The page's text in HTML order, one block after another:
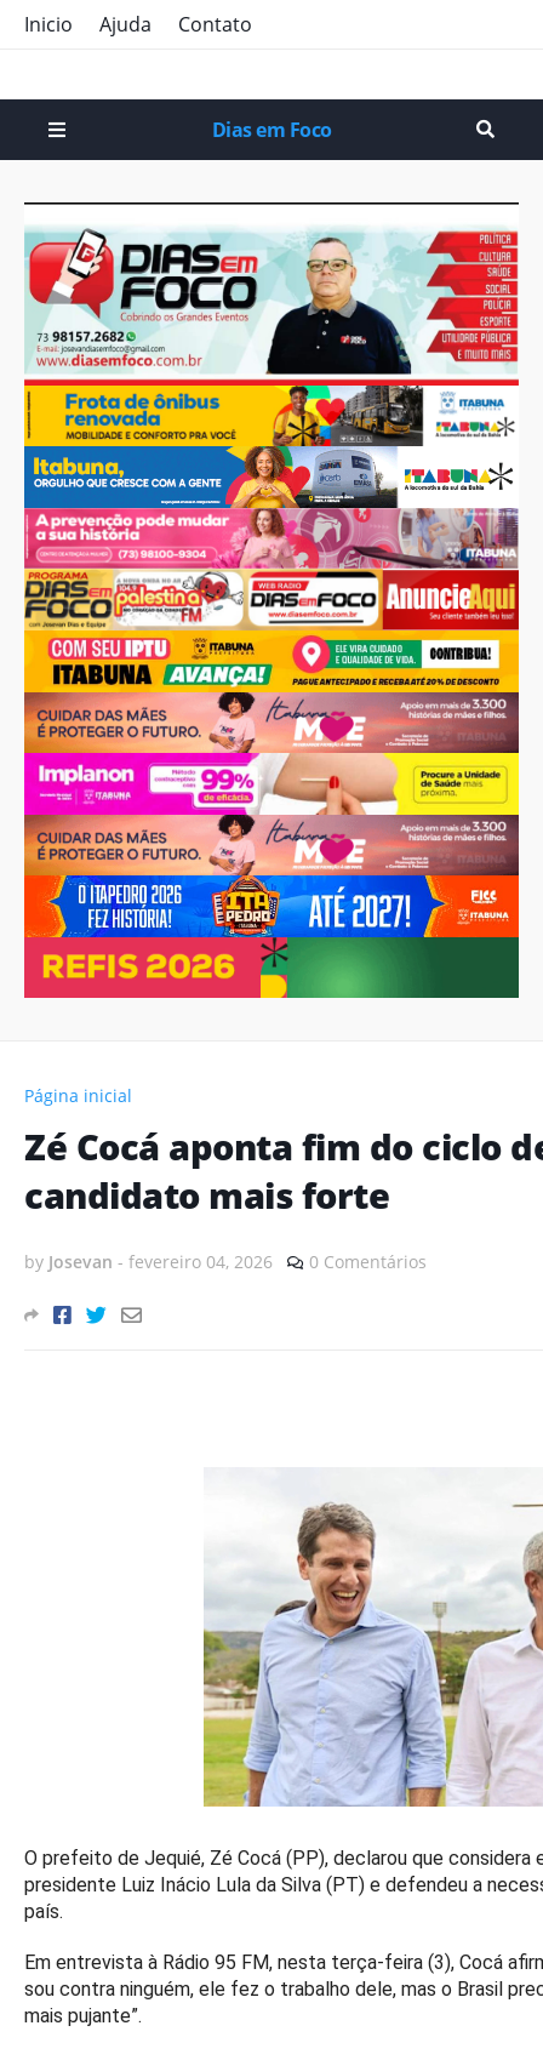
Inicio Ajuda Contato
Dias em Foco
Página inicial
Zé Cocá aponta fim do ciclo
candidato mais forte
by Josevan - fevereiro 04, 2026 0 Comentários
O prefeito de Jequié, Zé Cocá (PP), declarou que
presidente Luiz Inácio Lula da Silva (PT) e defendeu a
país.
Em entrevista à Rádio 95 FM, nesta terça-feira (3), Cocá
sou contra ninguém, ele fez o trabalho dele, mas o Brasil
mais pujante”.